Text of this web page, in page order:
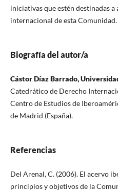
iniciativas que estén destinadas
internacional de esta Comunidad.
Biografía del autor/a
Cástor Díaz Barrado,
Catedrático de Derecho
Centro de Estudios de
de Madrid (España).
Referencias
Del Arenal, C. (2006). El acervo
principios y objetivos de la